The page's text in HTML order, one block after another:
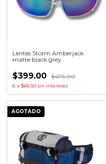
Lentes Storm Amberjack
matte black grey
$399.00 $476.00
6 x $66.50 sin intereses
AGOTADO